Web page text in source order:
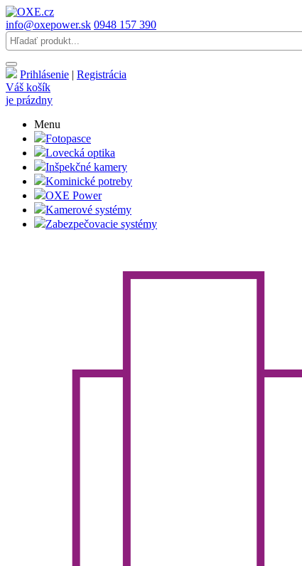
info@oxepower.sk 0948 157 390
Prihlásenie | Registrácia
Váš košík
je prázdny
Menu
Fotopasce
Lovecká optika
Inšpekčné kamery
Kominické potreby
OXE Power
Kamerové systémy
Zabezpečovacie systémy